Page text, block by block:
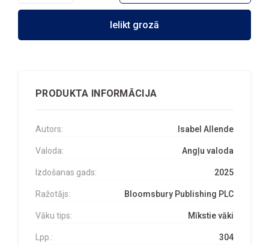
Ielikt grozā
PRODUKTA INFORMĀCIJA
Autors: Isabel Allende
Valoda: Angļu valoda
Izdošanas gads: 2025
Ražotājs: Bloomsbury Publishing PLC
Vāku tips: Mīkstie vāki
Lpp.: 304